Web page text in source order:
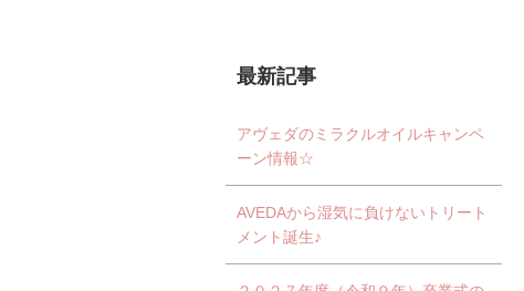
最新記事
アヴェダのミラクルオイルキャンペ
ーン情報☆
AVEDAから湿気に負けないトリート
メント誕生♪